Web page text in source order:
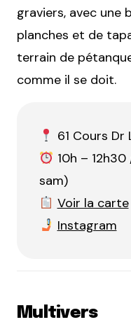
graviers, avec une
planches et de
terrain de
comme il se doit.
61 Cours
10h –
sam)
Voir la carte
Instagram
Multivers